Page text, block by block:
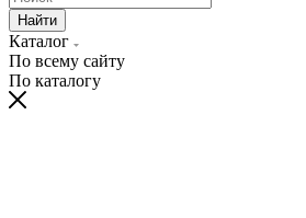
Найти
Каталог
По всему сайту
По каталогу